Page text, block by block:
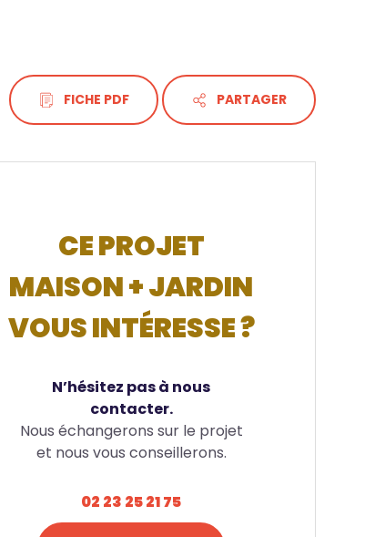
FICHE PDF PARTAGER
CE PROJET
MAISON + JARDIN
VOUS INTÉRESSE ?
N’hésitez pas à nous
contacter.
Nous échangerons sur le projet
et nous vous conseillerons.
02 23 25 21 75